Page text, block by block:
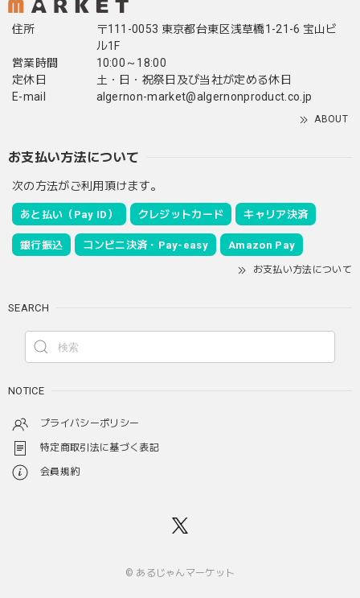
住所
〒111-0053 東京都台東区浅草橋1-21-6 宝山ビ
ル1F
営業時間
10:00～18:00
定休日
土・日・祝祭日及び当社が定める休日
E-mail
algernon-market@algernonproduct.co.jp
ABOUT
お支払い方法について
次の方法がご利用頂けます。
あと払い（Pay ID） クレジットカード キャリア決済
銀行振込 コンビニ決済・Pay-easy Amazon Pay
お支払い方法について
SEARCH
NOTICE
プライバシーポリシー
特定商取引法に基づく表記
会員規約
© あるじゃんマーケット